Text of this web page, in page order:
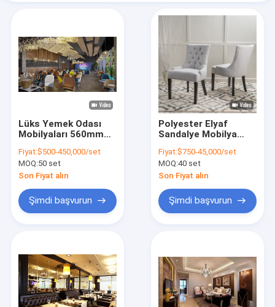
Lüks Yemek Odası
Mobilyaları 560mm
Sandalyeleri İmalatı
Fiyat:$500-450,000/set
MOQ:50 set
Son Fiyat alın
Şimdi başvurun
Polyester Elyaf
Sandalye Mobilya
Kumaş Yemek
Sandalyeleri 1.05M
Fiyat:$750-45,000/set
MOQ:40 set
Son Fiyat alın
Şimdi başvurun